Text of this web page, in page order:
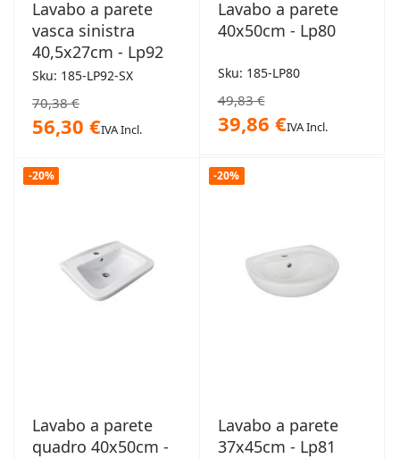
Lavabo a parete
vasca sinistra
40,5x27cm - Lp92
Sku: 185-LP92-SX
70,38 €
56,30 €IVA Incl.
Lavabo a parete
40x50cm - Lp80
Sku: 185-LP80
49,83 €
39,86 €IVA Incl.
-20%
Lavabo a parete
quadro 40x50cm -
-20%
Lavabo a parete
37x45cm - Lp81